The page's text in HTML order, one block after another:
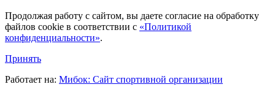
Продолжая работу с сайтом, вы даете согласие на обработку
файлов cookie в соответствии с «Политикой
конфиденциальности».
Принять
Работает на: Мибок: Сайт спортивной организации